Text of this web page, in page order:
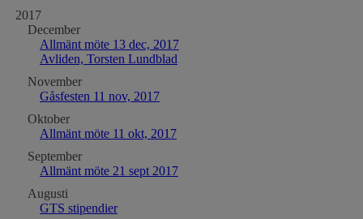
2017
December
Allmänt möte 13 dec, 2017
Avliden, Torsten Lundblad
November
Gåsfesten 11 nov, 2017
Oktober
Allmänt möte 11 okt, 2017
September
Allmänt möte 21 sept 2017
Augusti
GTS stipendier